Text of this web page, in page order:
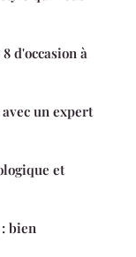
d'occasion à
un expert
et
bien